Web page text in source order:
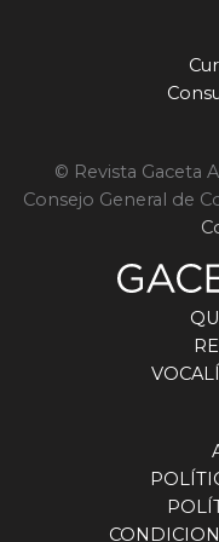
siendo uno de los
audioprotesistas
y al conjunto de
tecnología,
acompañamiento.
siempre y lo que
© Revista Gaceta
Consejo General de